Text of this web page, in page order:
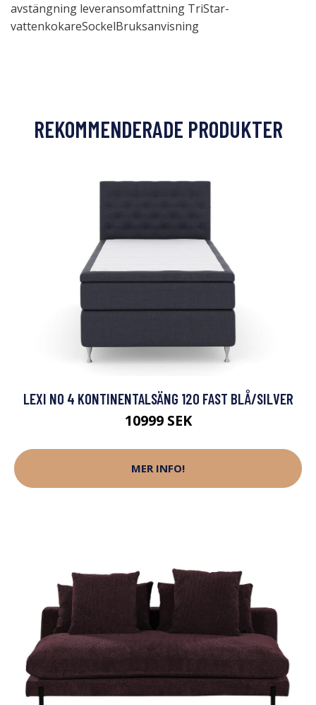
avstängning leveransomfattning TriStar-
vattenkokareSockelBruksanvisning
REKOMMENDERADE PRODUKTER
LEXI NO 4 KONTINENTALSÄNG 120 FAST BLÅ/SILVER
10999 SEK
MER INFO!